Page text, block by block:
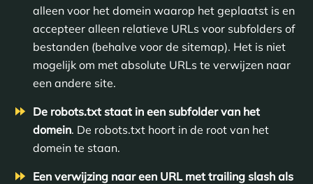
alleen voor het domein waarop het geplaatst is en
accepteer alleen relatieve URLs voor subfolders of
bestanden (behalve voor de sitemap). Het is niet
mogelijk om met absolute URLs te verwijzen naar
een andere site.
De robots.txt staat in een subfolder van het
domein. De robots.txt hoort in de root van het
domein te staan.
Een verwijzing naar een URL met trailing slash als